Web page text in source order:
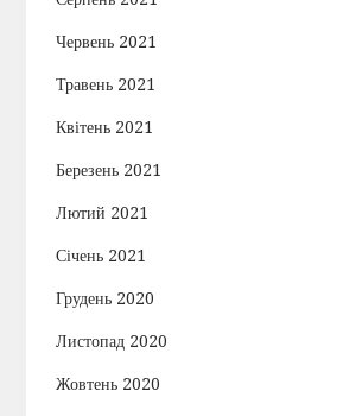
Червень 2021
Травень 2021
Квітень 2021
Березень 2021
Лютий 2021
Січень 2021
Грудень 2020
Листопад 2020
Жовтень 2020